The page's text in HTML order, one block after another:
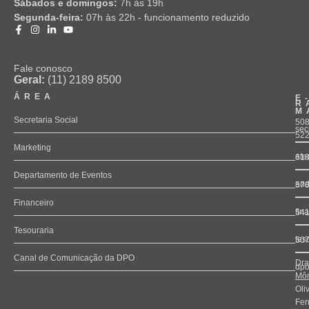
Sábados e domingos: 7h às 19h
Segunda-feira: 07h às 22h - funcionamento reduzido
Fale conosco
Geral: (11) 2189 8500
ÁREA
Secretaria Social
Marketing
Departamento de Eventos
Financeiro
Tesouraria
Canal de Comunicação da DPO
522
618
578
541
507